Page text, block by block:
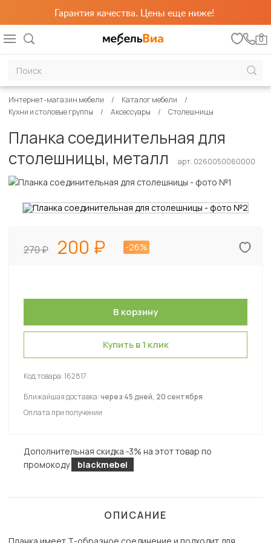
Гарантия качества. Цены еще ниже!
0
Интернет-магазин мебели
Каталог мебели
Кухни и столовые группы
Аксессуары Столешницы
Планка соединительная для
столешницы, металл
арт. 0260050060000
270 200 -26%
Купить в 1 клик
Код товара:162817
Ближайшая доставка:через 45 дней, 20 сентября
Оплата при получении
Дополнительная скидка -3% на этот товар по
промокоду
blackmebel
ОПИСАНИЕ